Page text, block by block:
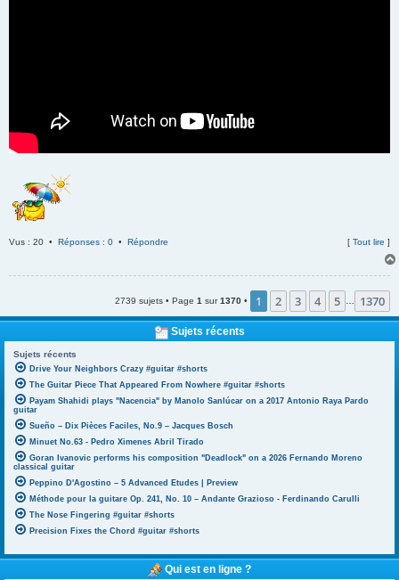
Vus : 20 • Réponses : 0 • Répondre [ Tout lire ]
2739 sujets • Page 1 sur1370 • 1 2 3 4 5 1370
Sujets récents
Sujets récents
Drive Your Neighbors Crazy #guitar #shorts
The Guitar Piece That Appeared From Nowhere #guitar #shorts
Payam Shahidi plays "Nacencia" by Manolo Sanlúcar on a 2017 Antonio Raya Pardo
guitar
Sueño – Dix Pièces Faciles, No.9 – Jacques Bosch
Minuet No.63 - Pedro Ximenes Abril Tirado
Goran Ivanovic performs his composition "Deadlock" on a 2026 Fernando Moreno
classical guitar
Peppino D'Agostino – 5 Advanced Etudes | Preview
Méthode pour la guitare Op. 241, No. 10 – Andante Grazioso - Ferdinando Carulli
The Nose Fingering #guitar #shorts
Precision Fixes the Chord #guitar #shorts
Qui est en ligne ?